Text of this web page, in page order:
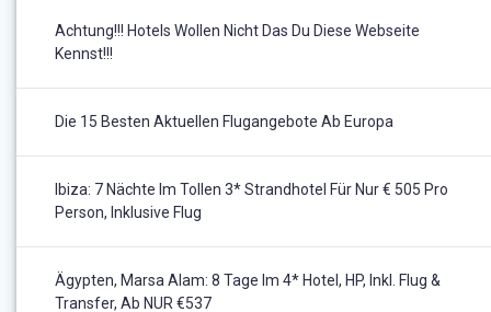
Achtung!!! Hotels Wollen Nicht Das Du Diese Webseite
Kennst!!!
Die 15 Besten Aktuellen Flugangebote Ab Europa
Ibiza: 7 Nächte Im Tollen 3* Strandhotel Für Nur € 505 Pro
Person, Inklusive Flug
Ägypten, Marsa Alam: 8 Tage Im 4* Hotel, HP, Inkl. Flug &
Transfer, Ab NUR €537